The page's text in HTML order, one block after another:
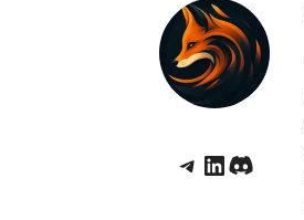
Telegram
LinkedIn